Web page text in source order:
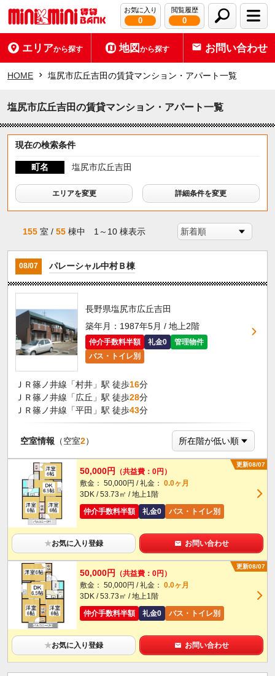
お気に入り
0
閲覧履歴
0
エリアから探す 地図から探す お問い合わせ
HOME 塩尻市広丘吉田の賃貸マンション・アパート一覧
塩尻市広丘吉田の賃貸マンション・アパート一覧
現在の検索条件
町名 塩尻市広丘吉田
エリアを変更 詳細条件を変更
155 室 /55 棟中 1～10 棟表示
08/07 パレーシャル中村Ｂ棟
長野県塩尻市広丘吉田
築年月：1987年5月 / 地上2階
仲介手数料半額 礼金0
管理物件
バス・トイレ別
ＪＲ篠ノ井線「村井」駅 徒歩16分
ＪＲ篠ノ井線「広丘」駅 徒歩28分
ＪＲ篠ノ井線「平田」駅 徒歩43分
空室情報 （空室2）
更新08/07
50,000円
（共益費：0円）
敷金： 50,000円 / 礼金： 0.0ヶ月
3DK / 53.73㎡ / 地上1階
仲介手数料半額
礼金0 バス・トイレ別
★お気に入り登録 お問い合わせ
更新08/07
50,000円
（共益費：0円）
敷金： 50,000円 / 礼金： 0.0ヶ月
3DK / 53.73㎡ / 地上1階
仲介手数料半額
礼金0 バス・トイレ別
★お気に入り登録 お問い合わせ